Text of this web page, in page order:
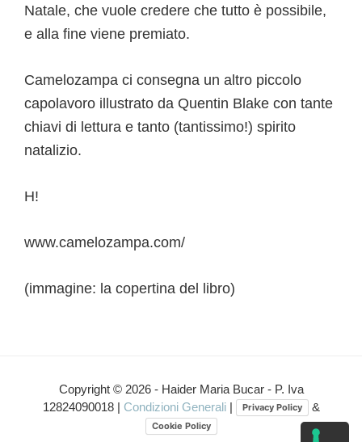
Natale, che vuole credere che tutto è possibile,
e alla fine viene premiato.
Camelozampa ci consegna un altro piccolo
capolavoro illustrato da Quentin Blake con tante
chiavi di lettura e tanto (tantissimo!) spirito
natalizio.
H!
www.camelozampa.com/
(immagine: la copertina del libro)
lettore
Copyright © 2026 - Haider Maria Bucar - P. Iva
12824090018 | Condizioni Generali | Privacy Policy &
Cookie Policy